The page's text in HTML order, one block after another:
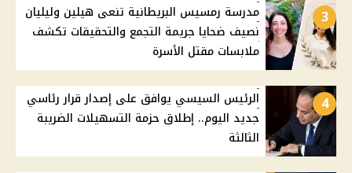
3
مدرسة رمسيس البريطانية تنعى هيلين وليليان
نصيف ضحايا جريمة التجمع والتحقيقات تكشف
ملابسات مقتل الأسرة
4
الرئيس السيسي يوافق على إصدار قرار رئاسي
جديد اليوم.. إطلاق حزمة التسهيلات الضريبة
الثالثة